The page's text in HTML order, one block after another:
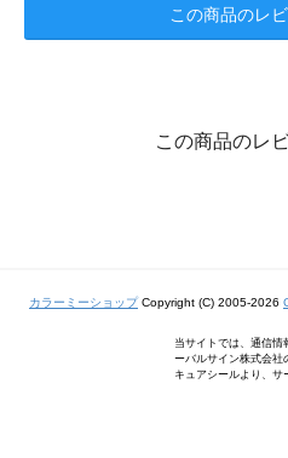
この商品のレ
この商品のレ
カラーミーショップCopyright (C) 2005-2026
当サイトでは、通信情
ーバルサイン株式会社
キュアシールより、サ